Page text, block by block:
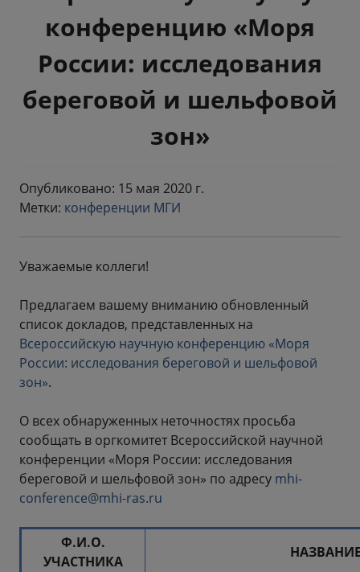
конференцию «Моря
России: исследования
береговой и шельфовой
зон»
Опубликовано: 15 мая 2020 г.
Метки: конференции МГИ
Уважаемые коллеги!
Предлагаем вашему вниманию обновленный
список докладов, представленных на
Всероссийскую научную конференцию «Моря
России: исследования береговой и шельфовой
зон».
О всех обнаруженных неточностях просьба
сообщать в оргкомитет Всероссийской научной
конференции «Моря России: исследования
береговой и шельфовой зон» по адресу mhi-
conference@mhi-ras.ru
Ф.И.О.
УЧАСТНИКА